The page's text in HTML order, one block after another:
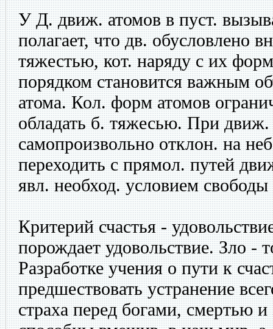
У Д. движ. атомов в пуст.
полагает, что дв. обусловлено
тяжестью, кот. наряду с их
порядком становится важным
атома. Кол. форм атомов
обладать б. тяжесью. При
самопроизвольно отклон. на
переходить с прямол. путей
явл. необход. условием свободы
Критерий счастья -
порождает удовольствие. Зло -
Разработке учения о пути к
предшествовать устранение
страха перед богами, смертью